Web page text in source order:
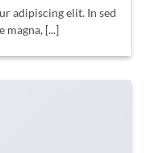
adipiscing elit. In sed
magna, [...]